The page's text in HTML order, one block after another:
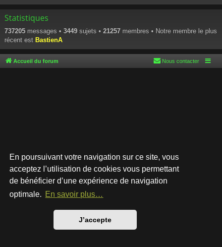
En poursuivant votre navigation sur ce site, vous
acceptez l’utilisation de cookies vous permettant
de bénéficier d’une expérience de navigation
optimale. En savoir plus…
J’accepte
Statistiques
737205 messages • 3449 sujets • 21257 membres • Notre membre le plus
récent est BastienA
Accueil du forum Nous contacter
Développé parphpBB® Forum Software © phpBB Limited
Style par
Traduction française officielle